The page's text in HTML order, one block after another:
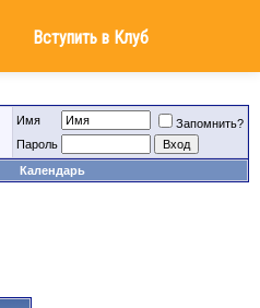
Вступить в Клуб
Имя
Запомнить?
Пароль
Календарь